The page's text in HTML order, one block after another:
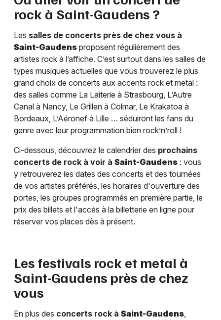
rock à Saint-Gaudens ?
Les salles de concerts près de chez vous à
Saint-Gaudens proposent régulièrement des
artistes rock à l’affiche. C’est surtout dans les salles de
types musiques actuelles que vous trouverez le plus
grand choix de concerts aux accents rock et metal :
des salles comme La Laiterie à Strasbourg, L’Autre
Canal à Nancy, Le Grillen à Colmar, Le Krakatoa à
Bordeaux, L’Aéronef à Lille … séduiront les fans du
genre avec leur programmation bien rock’n’roll !
Ci-dessous, découvrez le calendrier des prochains
concerts de rock à voir à Saint-Gaudens : vous
y retrouverez les dates des concerts et des tournées
de vos artistes préférés, les horaires d'ouverture des
portes, les groupes programmés en première partie, le
prix des billets et l'accès à la billetterie en ligne pour
réserver vos places dès à présent.
Les festivals rock et metal à
Saint-Gaudens près de chez
vous
En plus des concerts rock à Saint-Gaudens,